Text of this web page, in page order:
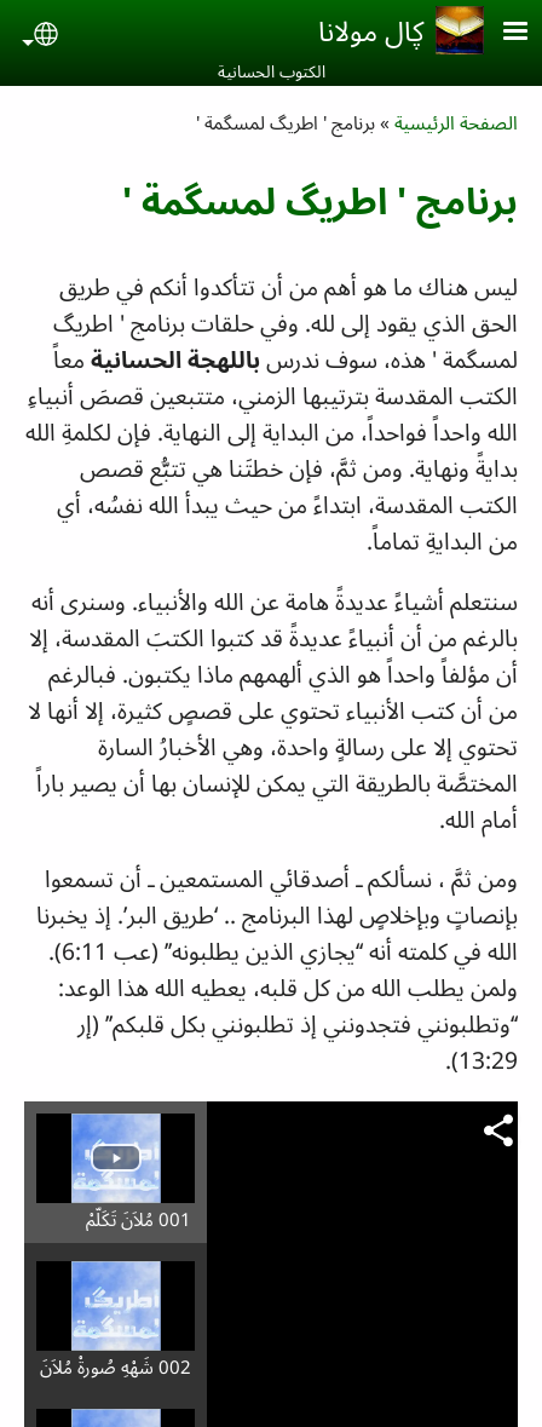
Skip to main content
ڮال مولانا
الكتوب الحسانية‎
Breadcrumb
الصفحة الرئيسية برنامج ' اطريگ لمسگمة '
برنامج ' اطريگ لمسگمة '
ليس هناك ما هو أهم من أن تتأكدوا أنكم في طريق
الحق الذي يقود إلى لله. وفي حلقات برنامج ' اطريگ
لمسگمة ' هذه، سوف ندرس باللهجة الحسانية معاً
الكتب المقدسة بترتيبها الزمني، متتبعين قصصَ أنبياءِ
الله واحداً فواحداً، من البداية إلى النهاية. فإن لكلمةِ الله
بدايةً ونهاية. ومن ثمَّ، فإن خطتَنا هي تتبُّع قصص
الكتب المقدسة، ابتداءً من حيث يبدأ الله نفسُه، أي
من البدايةِ تماماً.
سنتعلم أشياءً عديدةً هامة عن الله والأنبياء. وسنرى أنه
بالرغم من أن أنبياءً عديدةً قد كتبوا الكتبَ المقدسة، إلا
أن مؤلفاً واحداً هو الذي ألهمهم ماذا يكتبون. فبالرغم
من أن كتب الأنبياء تحتوي على قصصٍ كثيرة، إلا أنها لا
تحتوي إلا على رسالةٍ واحدة، وهي الأخبارُ السارة
المختصَّة بالطريقة التي يمكن للإنسان بها أن يصير باراً
أمام الله.
ومن ثمَّ ، نسألكم ـ أصدقائي المستمعين ـ أن تسمعوا
بإنصاتٍ وبإخلاصٍ لهذا البرنامج .. ‘طريق البر’. إذ يخبرنا
الله في كلمته أنه ‘‘يجازي الذين يطلبونه’’ (عب 6:11).
ولمن يطلب الله من كل قلبه، يعطيه الله هذا الوعد:
‘‘وتطلبونني فتجدونني إذ تطلبونني بكل قلبكم’’ (إر
13:29).
001 مُلاَنَ تَكَلَّمْ
002 شَهْهِ صُورِةْ مُلاَنَ